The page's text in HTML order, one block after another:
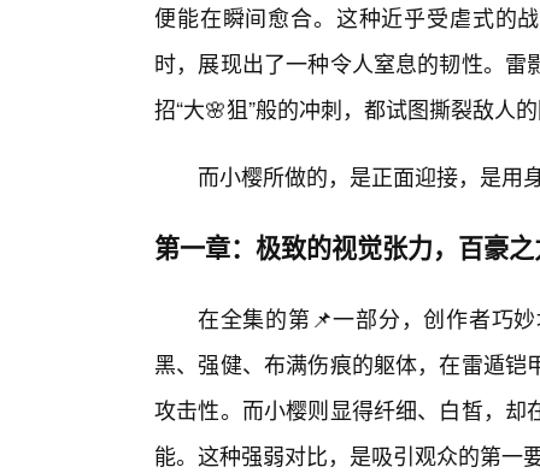
便能在瞬间愈合。这种近乎受虐式的
时，展现出了一种令人窒息的韧性。
招“大🌸狙”般的冲刺，都试图撕裂敌人
而小樱所做的，是正面迎接，是用
第一章：极致的视觉张力，百豪
在全集的第📌一部分，创作者巧
黑、强健、布满伤痕的躯体，在雷遁
攻击性。而小樱则显得纤细、白皙，
能。这种强弱对比，是吸引观众的第一